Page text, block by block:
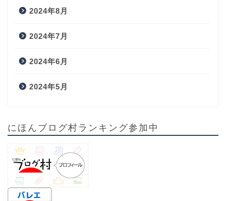
2024年8月
2024年7月
2024年6月
2024年5月
にほんブログ村ランキング参加中